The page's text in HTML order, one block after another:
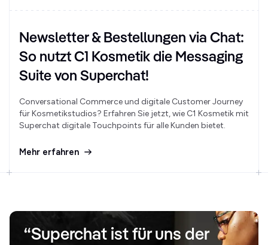
Newsletter & Bestellungen via Chat:
So nutzt C1 Kosmetik die Messaging
Suite von Superchat!
Conversational Commerce und digitale Customer Journey
für Kosmetikstudios? Erfahren Sie jetzt, wie C1 Kosmetik mit
Superchat digitale Touchpoints für alle Kunden bietet.
Mehr erfahren
“Superchat ist für uns der